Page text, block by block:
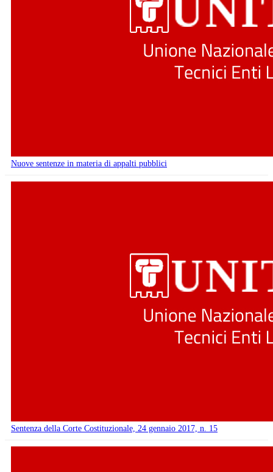
Nuove sentenze in materia di appalti pubblici
Sentenza della Corte Costituzionale, 24 gennaio 2017, n. 15